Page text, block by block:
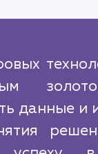
и
но мы